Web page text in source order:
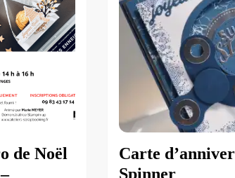
de Noël
Carte
Spinner